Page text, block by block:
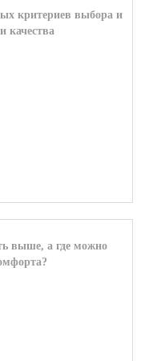
критериев выбора и
качества
выше, а где можно